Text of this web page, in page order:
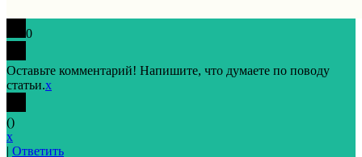
0
Оставьте комментарий! Напишите, что думаете по поводу
статьи.x
()
x
| Ответить